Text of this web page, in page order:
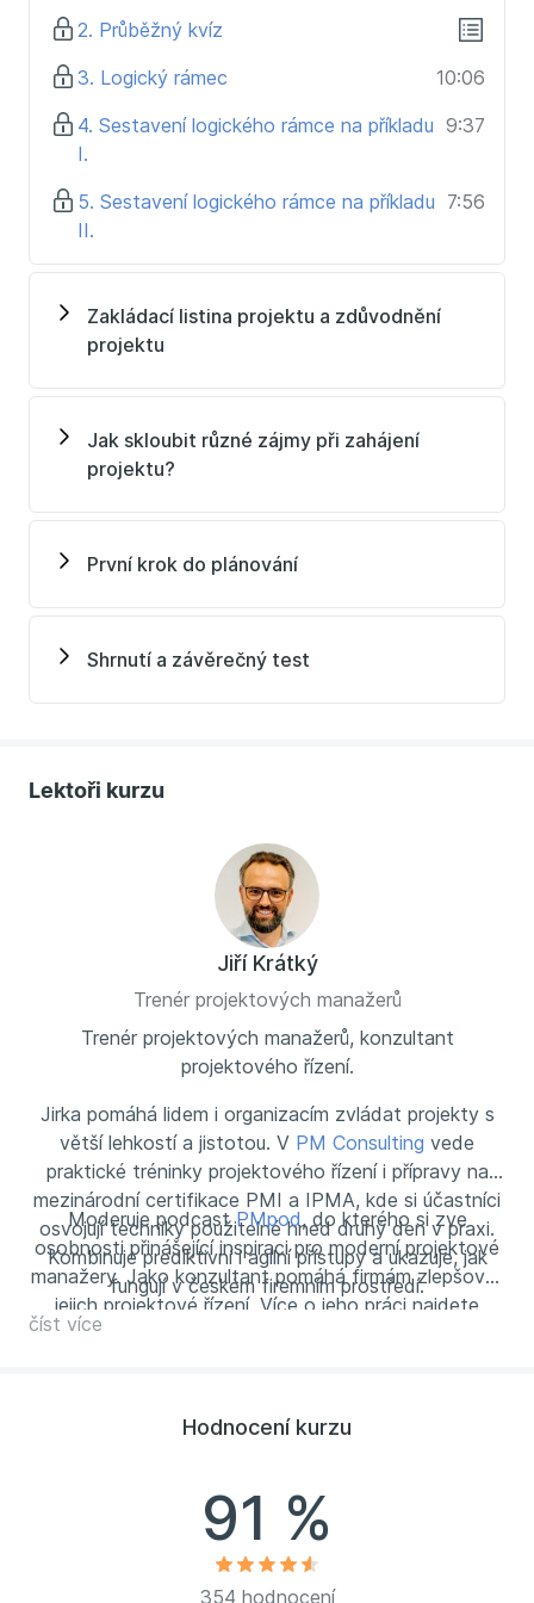
nikoliv.
Zůsob, jakým projekty začínáme, má zásadní dopad
na jejich celkový úspěch. Naučte se, jak projekty
startovat správně a staňte se efektivnějšími
2. Průběžný kvíz
3. Logický rámec
10:06
4. Sestavení logického rámce na příkladu
I.
9:37
5. Sestavení logického rámce na příkladu
II.
7:56
Zakládací listina projektu a zdůvodnění
projektu
Jak skloubit různé zájmy při zahájení
projektu?
První krok do plánování
Shrnutí a závěrečný test
Lektoři kurzu
Jiří Krátký
Trenér projektových manažerů
Trenér projektových manažerů, konzultant
projektového řízení.
Jirka pomáhá lidem i organizacím zvládat projekty s
větší lehkostí a jistotou. V PM Consulting vede
praktické tréninky projektového řízení i přípravy na
mezinárodní certifikace PMI a IPMA, kde si účastníci
osvojují techniky použitelné hned druhý den v praxi.
Kombinuje prediktivní i agilní přístupy a ukazuje, jak
fungují v českém firemním prostředí.
Moderuje podcastPMpod, do kterého si zve
osobnosti přinášející inspiraci pro moderní projektové
manažery. Jako konzultant pomáhá firmám zlepšovat
jejich projektové řízení. Více o jeho práci najdete
číst více
Hodnocení kurzu
91 %
354 hodnocení